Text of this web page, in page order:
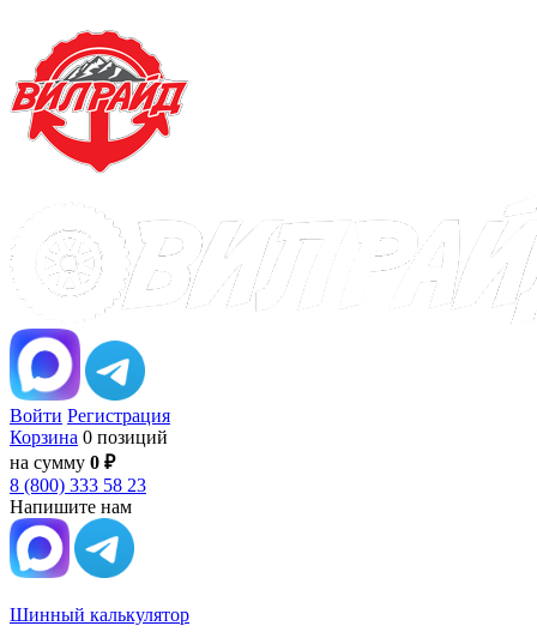
Войти Регистрация
Корзина 0 позиций
на сумму 0 ₽
8 (800) 333 58 23
Напишите нам
Шинный калькулятор